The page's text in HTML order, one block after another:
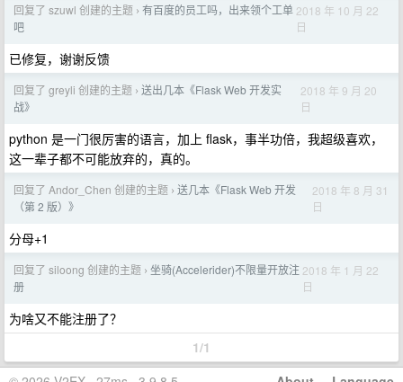
回复了 szuwl 创建的主题 › 有百度的员工吗，出来领个工单
吧
2018 年 10 月 22
日
已修复，谢谢反馈
回复了 greyli 创建的主题 › 送出几本《Flask Web 开发实
战》
2018 年 9 月 20
日
python 是一门很厉害的语言，加上 flask，事半功倍，我超级喜欢，
这一辈子都不可能放弃的，真的。
回复了 Andor_Chen 创建的主题 › 送几本《Flask Web 开发
（第 2 版）》
2018 年 8 月 31
日
分母+1
回复了 siloong 创建的主题 › 坐骑(Accelerider)不限量开放注
册
2018 年 1 月 22
日
为啥又不能注册了？
1/1